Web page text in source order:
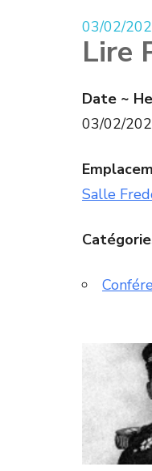
03/02/
Lire
Date ~
03/02/
Salle